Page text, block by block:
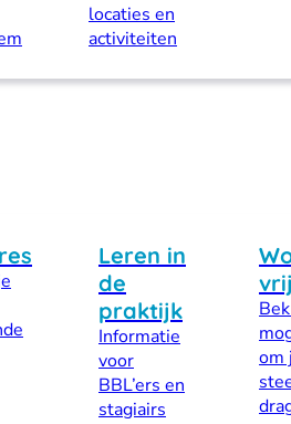
locaties en
activiteiten
Leren in
de
praktijk
Informatie
voor
BBL’ers en
stagiairs
om